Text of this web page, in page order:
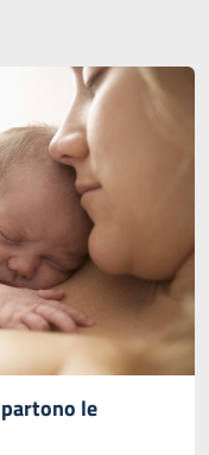
le